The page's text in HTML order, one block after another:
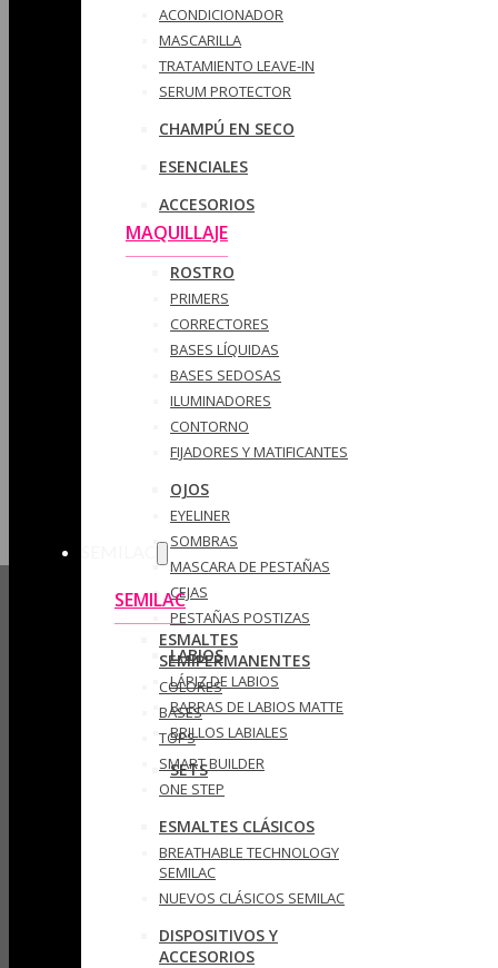
ACONDICIONADOR
MASCARILLA
TRATAMIENTO LEAVE-IN
SERUM PROTECTOR
CHAMPÚ EN SECO
ESENCIALES
ACCESORIOS
MAQUILLAJE
ROSTRO
PRIMERS
CORRECTORES
BASES LÍQUIDAS
BASES SEDOSAS
ILUMINADORES
CONTORNO
FIJADORES Y MATIFICANTES
OJOS
EYELINER
SOMBRAS
MASCARA DE PESTAÑAS
CEJAS
PESTAÑAS POSTIZAS
LABIOS
LÁPIZ DE LABIOS
BARRAS DE LABIOS MATTE
BRILLOS LABIALES
SETS
SEMILAC
ESMALTES
SEMIPERMANENTES
COLORES
BASES
TOPS
SMART BUILDER
ONE STEP
ESMALTES CLÁSICOS
BREATHABLE TECHNOLOGY
SEMILAC
NUEVOS CLÁSICOS SEMILAC
DISPOSITIVOS Y
ACCESORIOS